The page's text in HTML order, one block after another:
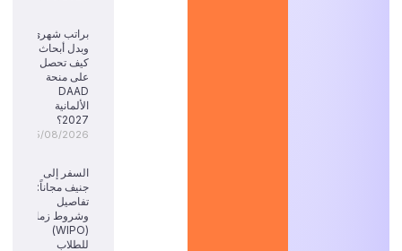
براتب شهري
وبدل أبحاث:
كيف تحصل
على منحة
DAAD
الألمانية
2027؟
05/08/2026
السفر إلى
جنيف مجاناً:
تفاصيل
وشروط زمالة
(WIPO)
للطلاب